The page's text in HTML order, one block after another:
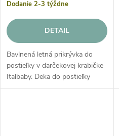
Dodanie 2-3 týždne
DETAIL
Bavlnená letná prikrývka do
postieľky v darčekovej krabičke
Italbaby. Deka do postieľky
alebo detského kočíka Italbaby